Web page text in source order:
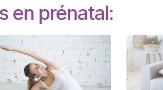
en prénatal: